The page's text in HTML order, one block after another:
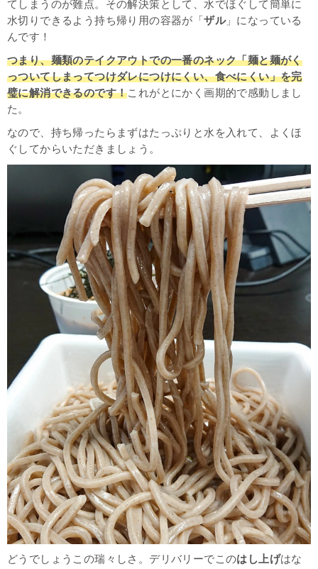
てしまうのが難点。その解決策として、水でほぐして簡単に
水切りできるよう持ち帰り用の容器が「ザル」になっている
んです！
つまり、麺類のテイクアウトでの一番のネック「麺と麺がく
っついてしまってつけダレにつけにくい、食べにくい」を完
璧に解消できるのです！これがとにかく画期的で感動しまし
た。
なので、持ち帰ったらまずはたっぷりと水を入れて、よくほ
ぐしてからいただきましょう。
どうでしょうこの瑞々しさ。デリバリーでこのはし上げはな